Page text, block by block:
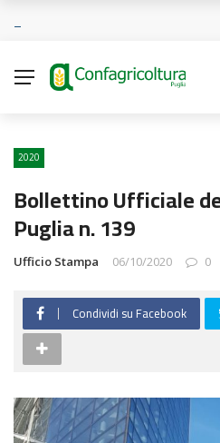
2020
Bollettino Ufficiale
Puglia n. 139
Ufficio Stampa 06/10/2020 0
Condividi su Facebook